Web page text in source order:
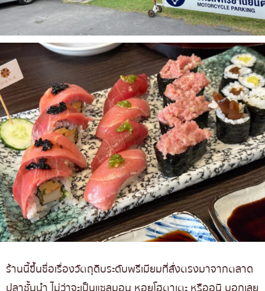
ร้านนี้ขึ้นชื่อเรื่องวัตถุดิบระดับพรีเมียมที่สั่งตรงมาจากตลาด